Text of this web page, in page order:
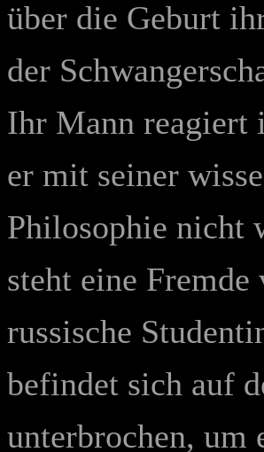
über die Geburt
der
Ihr Mann reagiert
er mit seiner
Philosophie nicht
steht eine
russische
befindet sich auf
unterbrochen, um